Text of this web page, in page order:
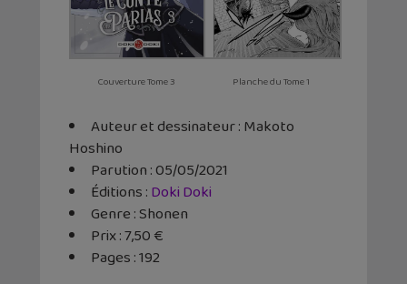
Couverture Tome 3 Planche du Tome 1
Auteur et dessinateur : Makoto
Hoshino
Parution : 05/05/2021
Éditions :Doki Doki
Genre : Shonen
Prix : 7,50 €
Pages : 192